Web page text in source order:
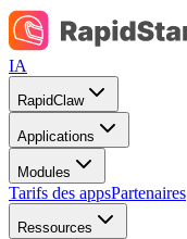
IA
RapidClaw
Applications
Modules
Tarifs des appsPartenaires
Ressources